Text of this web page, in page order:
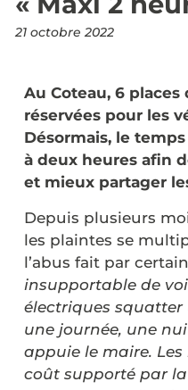
21 octobre 2022
Au Coteau, 6
réservées pour les
Désormais, le
à deux heures afin
et mieux partager
Depuis plusieurs
les plaintes se
l’abus fait par
insupportable de
électriques
une journée, une
appuie le maire.
coût supporté par la